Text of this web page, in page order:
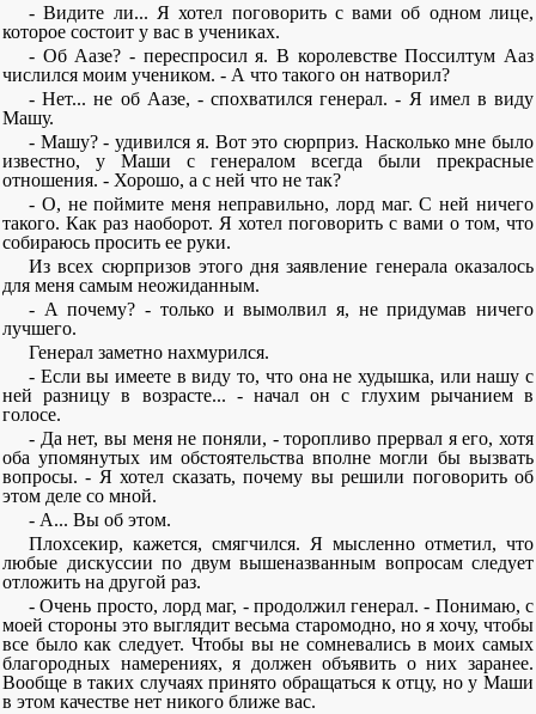
- Видите ли... Я хотел поговорить с вами об одном лице,
которое состоит у вас в учениках.
- Об Аазе? - переспросил я. В королевстве Поссилтум Ааз
числился моим учеником. - А что такого он натворил?
- Нет... не об Аазе, - спохватился генерал. - Я имел в виду
Машу.
- Машу? - удивился я. Вот это сюрприз. Насколько мне было
известно, у Маши с генералом всегда были прекрасные
отношения. - Хорошо, а с ней что не так?
- О, не поймите меня неправильно, лорд маг. С ней ничего
такого. Как раз наоборот. Я хотел поговорить с вами о том, что
собираюсь просить ее руки.
Из всех сюрпризов этого дня заявление генерала оказалось
для меня самым неожиданным.
- А почему? - только и вымолвил я, не придумав ничего
лучшего.
Генерал заметно нахмурился.
- Если вы имеете в виду то, что она не худышка, или нашу с
ней разницу в возрасте... - начал он с глухим рычанием в
голосе.
- Да нет, вы меня не поняли, - торопливо прервал я его, хотя
оба упомянутых им обстоятельства вполне могли бы вызвать
вопросы. - Я хотел сказать, почему вы решили поговорить об
этом деле со мной.
- А... Вы об этом.
Плохсекир, кажется, смягчился. Я мысленно отметил, что
любые дискуссии по двум вышеназванным вопросам следует
отложить на другой раз.
- Очень просто, лорд маг, - продолжил генерал. - Понимаю, с
моей стороны это выглядит весьма старомодно, но я хочу, чтобы
все было как следует. Чтобы вы не сомневались в моих самых
благородных намерениях, я должен объявить о них заранее.
Вообще в таких случаях принято обращаться к отцу, но у Маши
в этом качестве нет никого ближе вас.